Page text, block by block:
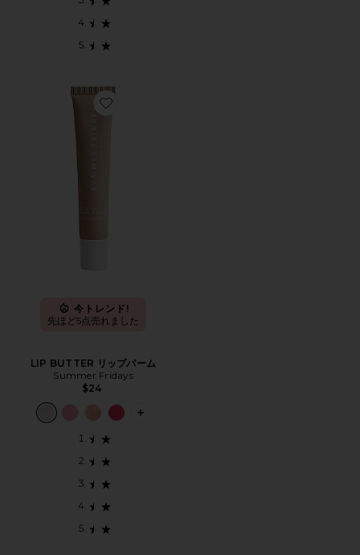
Favorite LIP BUTTER リップバーム
今トレンド!
先ほど5点売れました
LIP BUTTER リップバーム
Summer Fridays
$24
PLUS ICON TO SEE MORE OPTIONS